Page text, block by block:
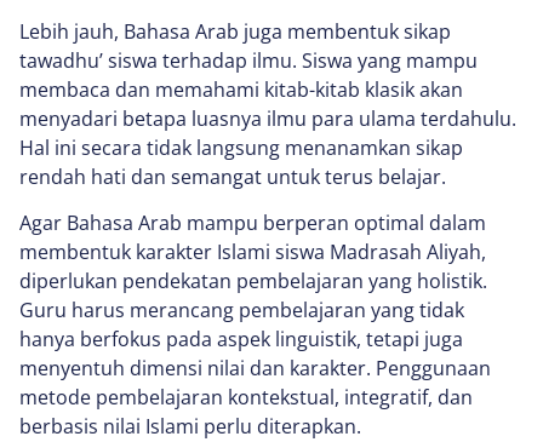
Lebih jauh, Bahasa Arab juga membentuk sikap
tawadhu’ siswa terhadap ilmu. Siswa yang mampu
membaca dan memahami kitab-kitab klasik akan
menyadari betapa luasnya ilmu para ulama terdahulu.
Hal ini secara tidak langsung menanamkan sikap
rendah hati dan semangat untuk terus belajar.
Agar Bahasa Arab mampu berperan optimal dalam
membentuk karakter Islami siswa Madrasah Aliyah,
diperlukan pendekatan pembelajaran yang holistik.
Guru harus merancang pembelajaran yang tidak
hanya berfokus pada aspek linguistik, tetapi juga
menyentuh dimensi nilai dan karakter. Penggunaan
metode pembelajaran kontekstual, integratif, dan
berbasis nilai Islami perlu diterapkan.